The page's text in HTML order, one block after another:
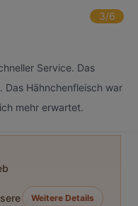
3/6
Service. Das
Das Hähnchenfleisch war
mehr erwartet.
Weitere Details